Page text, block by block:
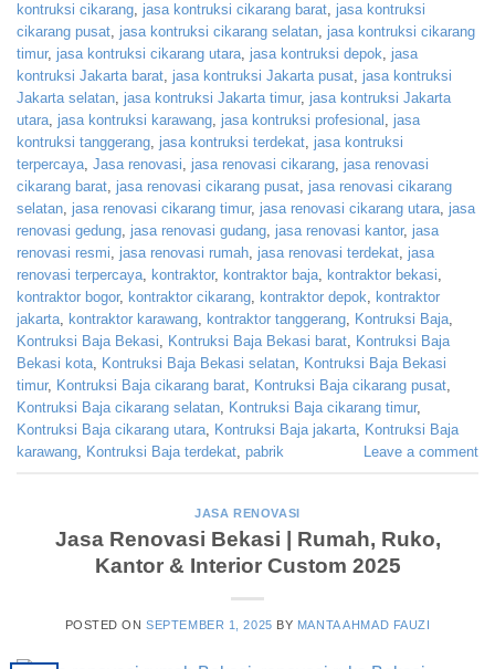
kontruksi cikarang, jasa kontruksi cikarang barat, jasa kontruksi
cikarang pusat, jasa kontruksi cikarang selatan, jasa kontruksi cikarang
timur, jasa kontruksi cikarang utara, jasa kontruksi depok, jasa
kontruksi Jakarta barat, jasa kontruksi Jakarta pusat, jasa kontruksi
Jakarta selatan, jasa kontruksi Jakarta timur, jasa kontruksi Jakarta
utara, jasa kontruksi karawang, jasa kontruksi profesional , jasa
kontruksi tanggerang, jasa kontruksi terdekat, jasa kontruksi
terpercaya, Jasa renovasi, jasa renovasi cikarang, jasa renovasi
cikarang barat, jasa renovasi cikarang pusat, jasa renovasi cikarang
selatan, jasa renovasi cikarang timur, jasa renovasi cikarang utara, jasa
renovasi gedung, jasa renovasi gudang, jasa renovasi kantor, jasa
renovasi resmi, jasa renovasi rumah, jasa renovasi terdekat, jasa
renovasi terpercaya, kontraktor, kontraktor baja, kontraktor bekasi,
kontraktor bogor, kontraktor cikarang, kontraktor depok, kontraktor
jakarta, kontraktor karawang, kontraktor tanggerang, Kontruksi Baja,
Kontruksi Baja Bekasi, Kontruksi Baja Bekasi barat, Kontruksi Baja
Bekasi kota, Kontruksi Baja Bekasi selatan, Kontruksi Baja Bekasi
timur, Kontruksi Baja cikarang barat, Kontruksi Baja cikarang pusat,
Kontruksi Baja cikarang selatan, Kontruksi Baja cikarang timur,
Kontruksi Baja cikarang utara, Kontruksi Baja jakarta, Kontruksi Baja
karawang, Kontruksi Baja terdekat, pabrik Leave a comment
JASA RENOVASI
Jasa Renovasi Bekasi | Rumah, Ruko,
Kantor & Interior Custom 2025
POSTED ONSEPTEMBER 1, 2025 BY MANTA AHMAD FAUZI